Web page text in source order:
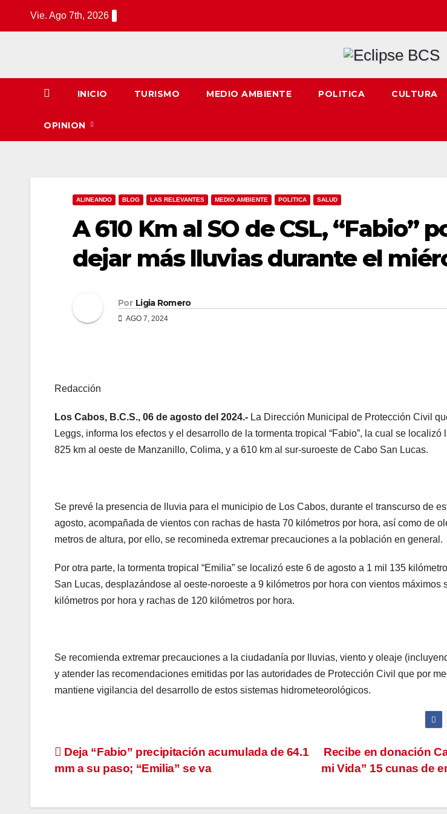
Vie. Ago 7th, 2026
INICIO TURISMO MEDIO AMBIENTE POLITICA CULTURA
OPINION
ALINEANDO BLOG LAS RELEVANTES MEDIO AMBIENTE POLITICA SALUD
A 610 Km al SO de CSL, “Fabio”
dejar más lluvias durante el
Por Ligia Romero
AGO 7, 2024
Redacción
Los Cabos, B.C.S., 06 de agosto del 2024.- La Dirección Municipal de Protección Civil
Leggs, informa los efectos y el desarrollo de la tormenta tropical “Fabio”, la cual se localizó
825 km al oeste de Manzanillo, Colima, y a 610 km al sur-suroeste de Cabo San Lucas.
Se prevé la presencia de lluvia para el municipio de Los Cabos, durante el transcurso de
agosto, acompañada de vientos con rachas de hasta 70 kilómetros por hora, así como de
metros de altura, por ello, se recomineda extremar precauciones a la población en general.
Por otra parte, la tormenta tropical “Emilia” se localizó este 6 de agosto a 1 mil 135
San Lucas, desplazándose al oeste-noroeste a 9 kilómetros por hora con vientos máximos
kilómetros por hora y rachas de 120 kilómetros por hora.
Se recomienda extremar precauciones a la ciudadanía por lluvias, viento y oleaje
y atender las recomendaciones emitidas por las autoridades de Protección Civil que por
mantiene vigilancia del desarrollo de estos sistemas hidrometeorológicos.
Navegación
entradas
Recibe en donación
mi Vida” 15 cunas de
Deja “Fabio” precipitación acumulada de 64.1
mm a su paso; “Emilia” se va